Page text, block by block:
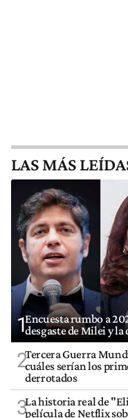
LAS MÁS
1Encuesta rumbo a
desgaste de Milei y
2Tercera Guerra
cuáles serían los
derrotados
3La historia real de
película de Netflix